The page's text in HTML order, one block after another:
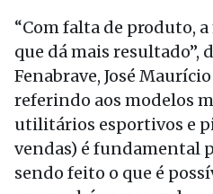
“Com falta de produto,
que dá mais resultado”,
Fenabrave, José
referindo aos modelos
utilitários esportivos e
vendas) é fundamental
sendo feito o que é